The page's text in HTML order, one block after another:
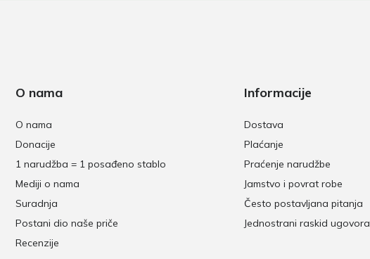
O nama
O nama
Donacije
1 narudžba = 1 posađeno stablo
Mediji o nama
Suradnja
Postani dio naše priče
Recenzije
Informacije
Dostava
Plaćanje
Praćenje narudžbe
Jamstvo i povrat robe
Često postavljana pitanja
Jednostrani raskid ugovora